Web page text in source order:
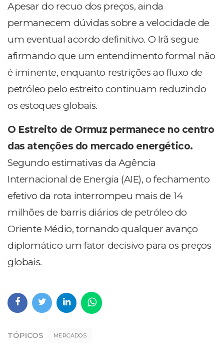
Apesar do recuo dos preços, ainda
permanecem dúvidas sobre a velocidade de
um eventual acordo definitivo. O Irã segue
afirmando que um entendimento formal não
é iminente, enquanto restrições ao fluxo de
petróleo pelo estreito continuam reduzindo
os estoques globais.
O Estreito de Ormuz permanece no centro
das atenções do mercado energético.
Segundo estimativas da Agência
Internacional de Energia (AIE), o fechamento
efetivo da rota interrompeu mais de 14
milhões de barris diários de petróleo do
Oriente Médio, tornando qualquer avanço
diplomático um fator decisivo para os preços
globais.
TÓPICOS MERCADOS